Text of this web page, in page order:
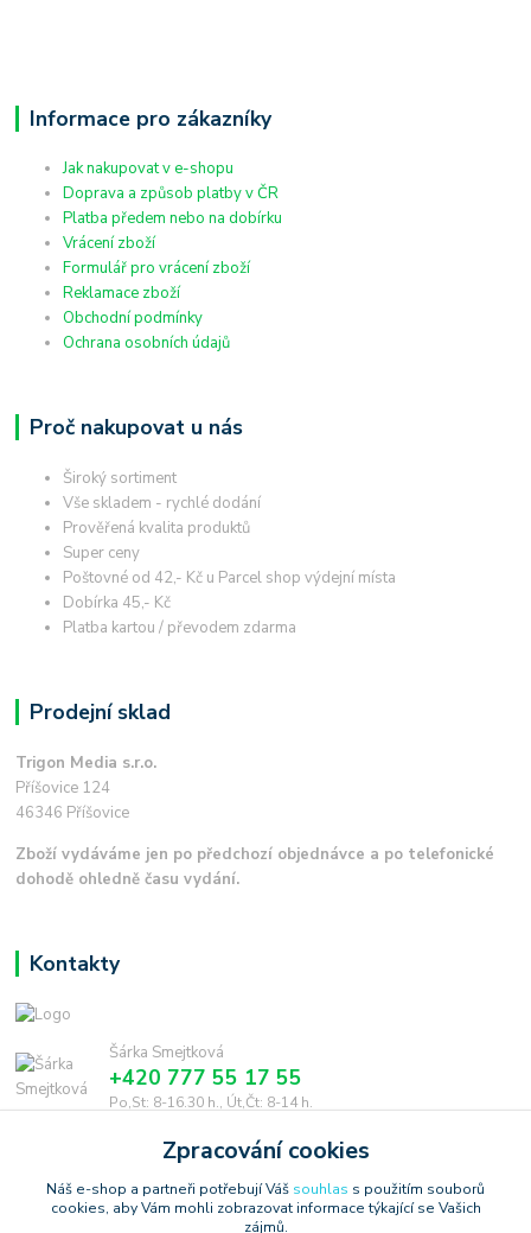
Informace pro zákazníky
Jak nakupovat v e-shopu
Doprava a způsob platby v ČR
Platba předem nebo na dobírku
Vrácení zboží
Formulář pro vrácení zboží
Reklamace zboží
Obchodní podmínky
Ochrana osobních údajů
Proč nakupovat u nás
Široký sortiment
Vše skladem - rychlé dodání
Prověřená kvalita produktů
Super ceny
Poštovné od 42,- Kč u Parcel shop výdejní místa
Dobírka 45,- Kč
Platba kartou / převodem zdarma
Prodejní sklad
Trigon Media s.r.o.
Příšovice 124
46346 Příšovice
Zboží vydáváme jen po předchozí objednávce a po telefonické
dohodě ohledně času vydání.
Kontakty
Šárka Smejtková
+420 777 55 17 55
Po,St: 8-16.30 h., Út,Čt: 8-14 h.
smejtkova@trigonmedia.czZpracování cookies
Náš e-shop a partneři potřebují Váš souhlas s použitím souborů
cookies, aby Vám mohli zobrazovat informace týkající se Vašich
zájmů.